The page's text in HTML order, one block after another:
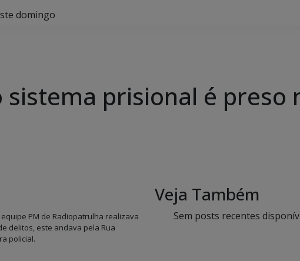
domingo
sistema prisional é preso
PM de Radiopatrulha realizava
delitos, este andava pela Rua
policial.
Veja Também
Sem posts recentes